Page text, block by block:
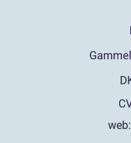
web: